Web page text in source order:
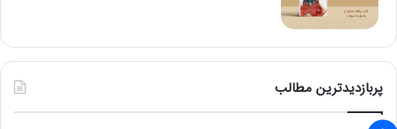
پربازدیدترین مطالب